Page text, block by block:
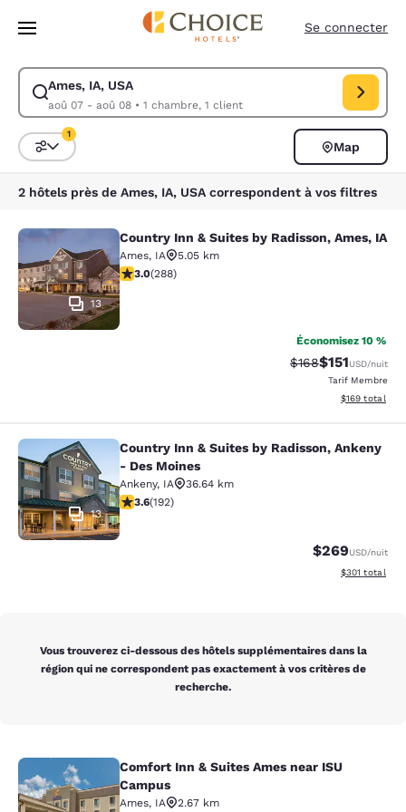
Sauter à Contenu Principal
Se connecter
Ames, IA, USA
aoû 07 - aoû 08• 1 chambre, 1 client
Modifier la recherche pour Ames, IA, USA. Date d’arrivée aoû 07,
Triez et filtrez
1
Map
2 hôtels près de Ames, IA, USA correspondent à vos filtres
Country Inn & Suites by Radisson,
13
Country Inn & Suites by Radisson, Ames, IA
Ames, IA
5.05 km
2.95 étoiles. Moyen. 288 commentaires
3.0(288)
Économisez 10 %
Tarif barré :
$168Tarif réduit :
$151USD/nuit
Tarif Membre
Afficher les
$169 total
Country Inn & Suites by Radisson,
13
Country Inn & Suites by Radisson, Ankeny
- Des Moines
Ankeny, IA
36.64 km
3.56 étoiles. Bien. 192 commentaires
3.6(192)
$269USD/nuit
Afficher les
$301 total
Vous trouverez ci-dessous des hôtels supplémentaires dans la
région qui ne correspondent pas exactement à vos critères de
recherche.
Comfort Inn & Suites Ames near
Comfort Inn & Suites Ames near ISU
Campus
Ames, IA
2.67 km